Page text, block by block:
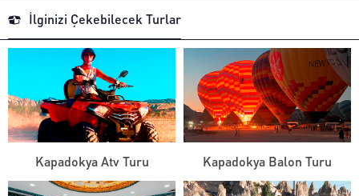
İlginizi Çekebilecek Turlar
Kapadokya Atv Turu Kapadokya Balon Turu